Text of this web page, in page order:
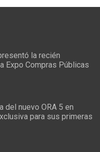
la recién
Expo Compras Públicas
del nuevo ORA 5 en
para sus primeras